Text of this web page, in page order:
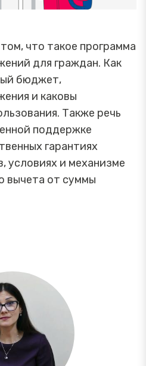
что такое программа
для граждан. Как
бюджет,
и каковы
Также речь
поддержке
гарантиях
условиях и механизме
вычета от суммы